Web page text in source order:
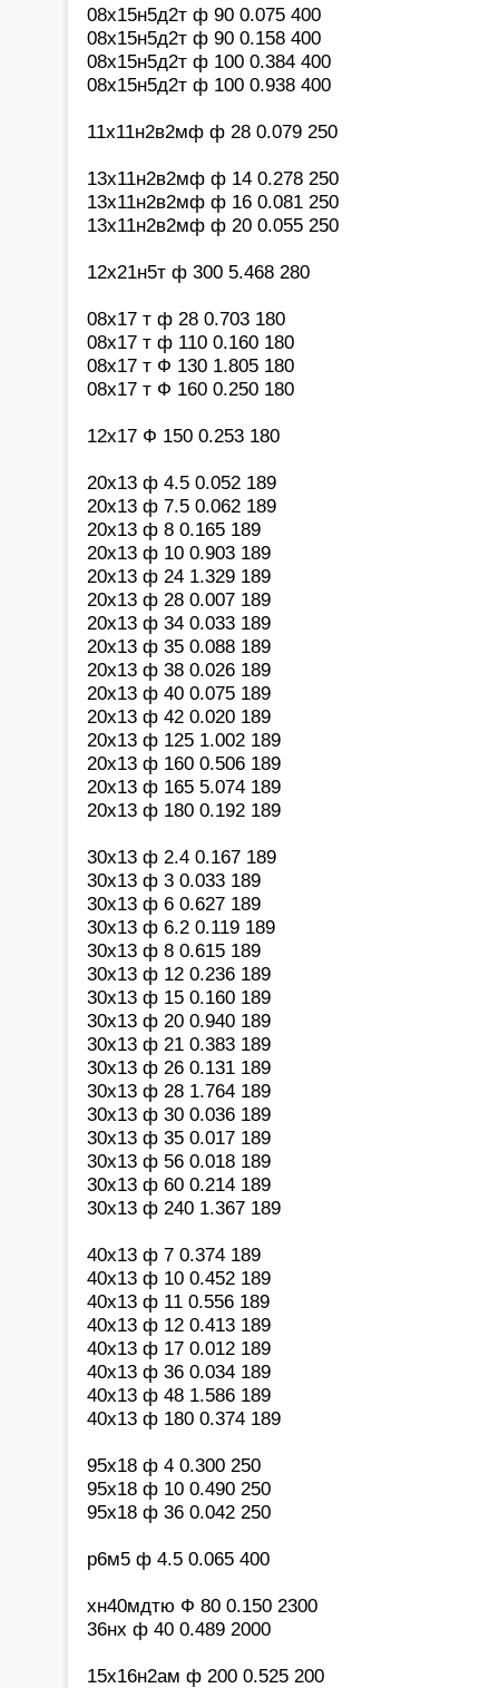
08х15н5д2т ф 90 0.075 400
08х15н5д2т ф 90 0.158 400
08х15н5д2т ф 100 0.384 400
08х15н5д2т ф 100 0.938 400
11х11н2в2мф ф 28 0.079 250
13х11н2в2мф ф 14 0.278 250
13х11н2в2мф ф 16 0.081 250
13х11н2в2мф ф 20 0.055 250
12х21н5т ф 300 5.468 280
08х17 т ф 28 0.703 180
08х17 т ф 110 0.160 180
08х17 т Ф 130 1.805 180
08х17 т Ф 160 0.250 180
12х17 Ф 150 0.253 180
20х13 ф 4.5 0.052 189
20х13 ф 7.5 0.062 189
20х13 ф 8 0.165 189
20х13 ф 10 0.903 189
20х13 ф 24 1.329 189
20х13 ф 28 0.007 189
20х13 ф 34 0.033 189
20х13 ф 35 0.088 189
20х13 ф 38 0.026 189
20х13 ф 40 0.075 189
20х13 ф 42 0.020 189
20х13 ф 125 1.002 189
20х13 ф 160 0.506 189
20х13 ф 165 5.074 189
20х13 ф 180 0.192 189
30х13 ф 2.4 0.167 189
30х13 ф 3 0.033 189
30х13 ф 6 0.627 189
30х13 ф 6.2 0.119 189
30х13 ф 8 0.615 189
30х13 ф 12 0.236 189
30х13 ф 15 0.160 189
30х13 ф 20 0.940 189
30х13 ф 21 0.383 189
30х13 ф 26 0.131 189
30х13 ф 28 1.764 189
30х13 ф 30 0.036 189
30х13 ф 35 0.017 189
30х13 ф 56 0.018 189
30х13 ф 60 0.214 189
30х13 ф 240 1.367 189
40х13 ф 7 0.374 189
40х13 ф 10 0.452 189
40х13 ф 11 0.556 189
40х13 ф 12 0.413 189
40х13 ф 17 0.012 189
40х13 ф 36 0.034 189
40х13 ф 48 1.586 189
40х13 ф 180 0.374 189
95х18 ф 4 0.300 250
95х18 ф 10 0.490 250
95х18 ф 36 0.042 250
р6м5 ф 4.5 0.065 400
хн40мдтю Ф 80 0.150 2300
36нх ф 40 0.489 2000
15х16н2ам ф 200 0.525 200